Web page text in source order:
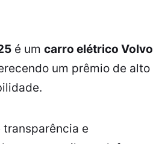
é um carro elétrico Volvo
um prêmio de alto
transparência e